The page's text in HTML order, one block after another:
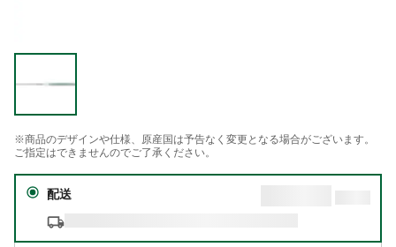
※商品のデザインや仕様、原産国は予告なく変更となる場合がございます。
ご指定はできませんのでご了承ください。
配送